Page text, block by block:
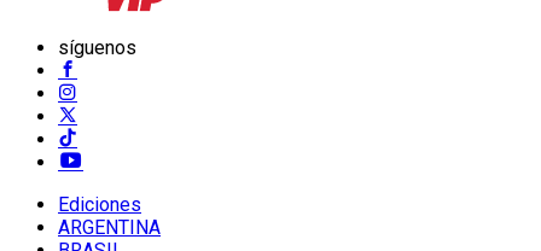
síguenos
Ediciones
ARGENTINA